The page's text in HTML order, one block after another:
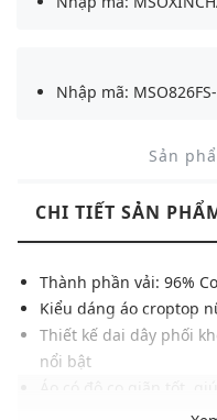
Nhập mã: MSO826FS-
Sản
CHI TIẾT SẢN
Thành phần vải: 96%
Kiểu dáng áo croptop
Thiết kế dai dây phối
nổi bật
Gam màu hiện đại, dễ